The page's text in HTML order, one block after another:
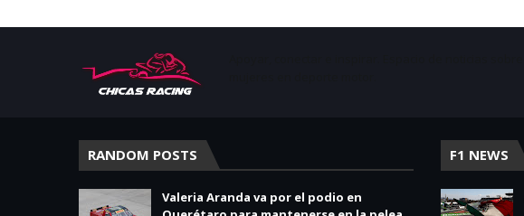
RANDOM POSTS
Valeria Aranda va por el podio en
F1 NEWS